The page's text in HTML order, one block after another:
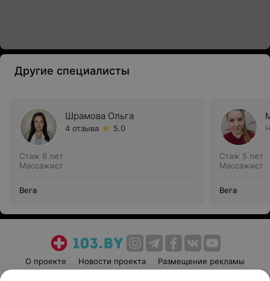
Другие специалисты
Шрамова Ольга
4 отзыва 5.0
Стаж 6 лет
Массажист
Вега
Стаж 5 лет
Массажист
Вега
О проекте Новости проекта
Размещение рекламы